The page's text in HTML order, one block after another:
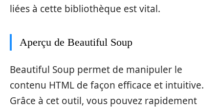
liées à cette bibliothèque est vital.
Aperçu de Beautiful Soup
Beautiful Soup permet de manipuler le
contenu HTML de façon efficace et intuitive.
Grâce à cet outil, vous pouvez rapidement